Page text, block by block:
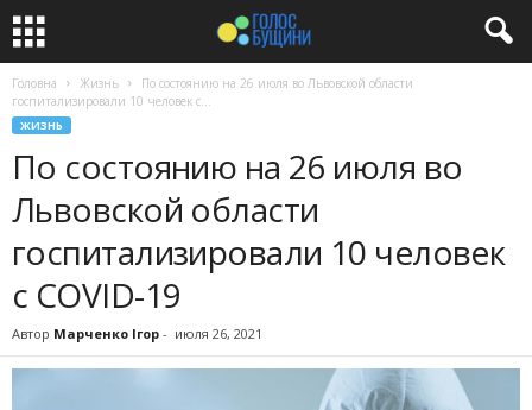
Головна Жизнь
По состоянию на 26 июля во Львовской области
госпитализировали 10 человек с...
ЖИЗНЬ
По состоянию на 26 июля во
Львовской области
госпитализировали 10 человек
с COVID-19
Автор Марченко Ігор - июля 26, 2021